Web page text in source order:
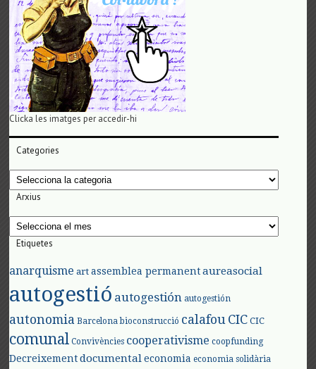
Clicka les imatges per accedir-hi
Categories
Categories
Arxius
Arxius
Etiquetes
anarquisme art assemblea permanent aureasocial
autogestió autogestión autogestión
autonomia Barcelona bioconstrucció calafouCIC CIC
comunal Convivències cooperativisme coopfunding
Decreixement documental economia economia solidària